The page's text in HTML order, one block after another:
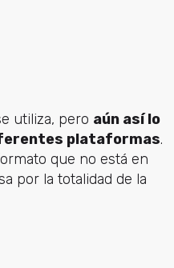
utiliza, pero aún así lo
plataformas.
que no está en
por la totalidad de la